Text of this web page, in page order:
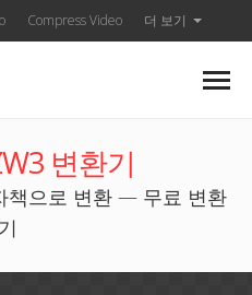
Compress Video 더 보기
변환기
책으로 변환 — 무료 변환
기